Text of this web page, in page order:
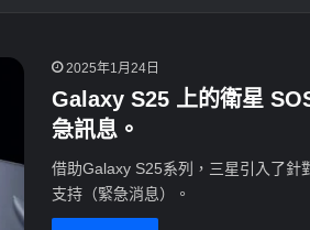
2025年1月24日
Galaxy S25 上的衛星
急訊息。
借助Galaxy S25系列，三星引入了針
支持（緊急消息）。